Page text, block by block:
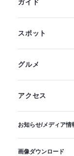
ガイド
スポット
グルメ
アクセス
お知らせ/メディア情
画像ダウンロード